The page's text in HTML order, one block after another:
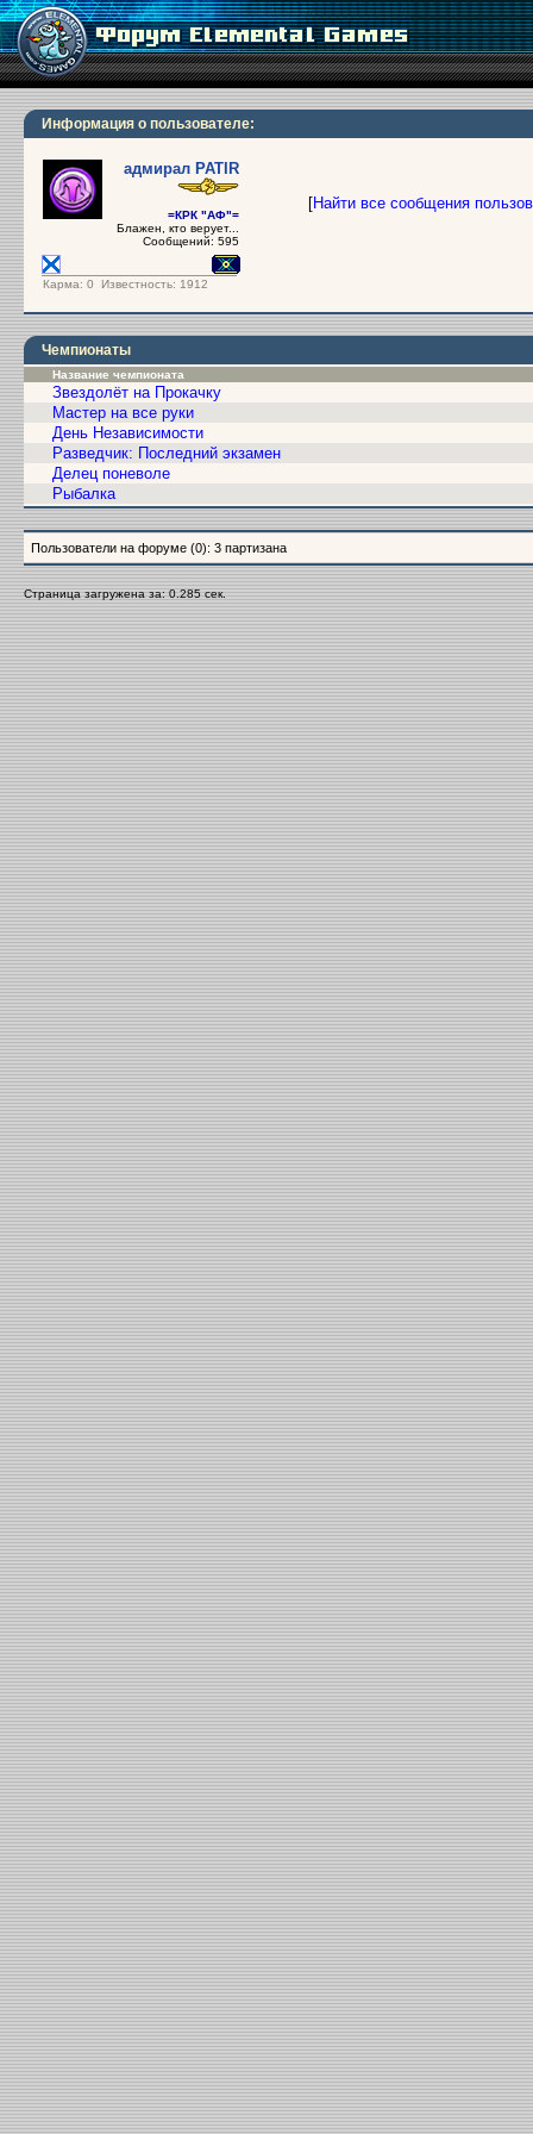
Информация о пользователе:
адмирал PATIR
=КРК "АФ"=
Блажен, кто верует...
Сообщений: 595
Карма: 0 Известность: 1912
[Найти все сообщения
Чемпионаты
Название чемпионата
Звездолёт на Прокачку
Мастер на все руки
День Независимости
Разведчик: Последний экзамен
Делец поневоле
Рыбалка
Пользователи на форуме (0): 3 партизана
Страница загружена за: 0.285 сек.